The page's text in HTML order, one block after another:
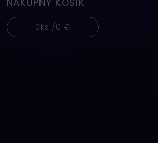
0ks /0 €